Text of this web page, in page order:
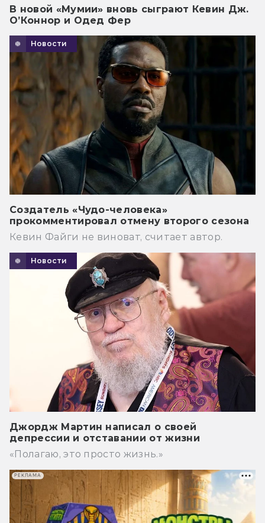
В новой «Мумии» вновь сыграют Кевин Дж.
О’Коннор и Одед Фер
Новости
Создатель «Чудо-человека»
прокомментировал отмену второго сезона
Кевин Файги не виноват, считает автор.
Новости
Джордж Мартин написал о своей
депрессии и отставании от жизни
«Полагаю, это просто жизнь.»
РЕКЛАМА